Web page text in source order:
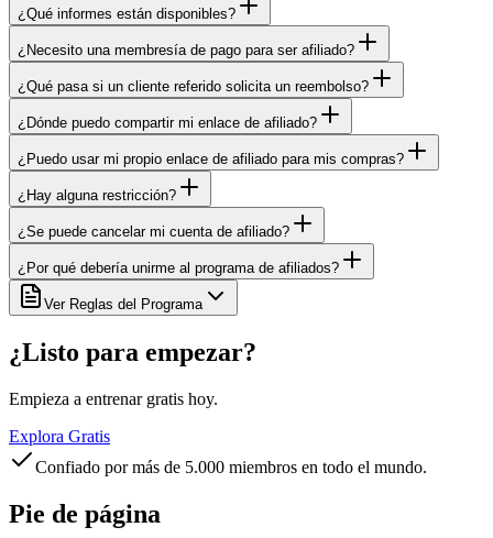
¿Qué informes están disponibles?
¿Necesito una membresía de pago para ser afiliado?
¿Qué pasa si un cliente referido solicita un reembolso?
¿Dónde puedo compartir mi enlace de afiliado?
¿Puedo usar mi propio enlace de afiliado para mis compras?
¿Hay alguna restricción?
¿Se puede cancelar mi cuenta de afiliado?
¿Por qué debería unirme al programa de afiliados?
Ver Reglas del Programa
¿Listo para empezar?
Empieza a entrenar gratis hoy.
Explora Gratis
Confiado por más de 5.000 miembros en todo el mundo.
Pie de página